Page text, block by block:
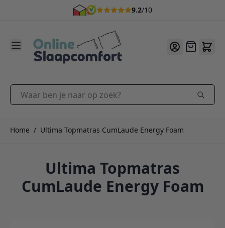
9.2/10
Offerte
Waar ben je naar op zoek?
Home / Ultima Topmatras CumLaude Energy Foam
Ultima Topmatras
CumLaude Energy Foam